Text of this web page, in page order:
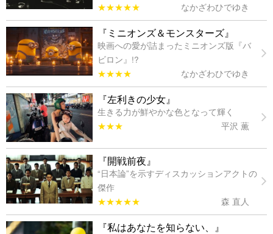
★★★★★
なかざわひでゆき
『ミニオンズ＆モンスターズ』
映画への愛が詰まったミニオンズ版『バ
ビロン』!?
★★★★
なかざわひでゆき
『左利きの少女』
生きる力が鮮やかな色となって輝く
★★★
平沢 薫
『開戦前夜』
“日本論”を示すディスカッションアクトの
傑作
★★★★★
森 直人
『私はあなたを知らない、』